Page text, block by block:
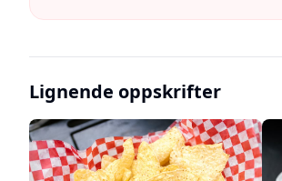
Lignende oppskrifter